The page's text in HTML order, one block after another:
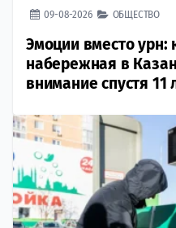
09-08-2026 ОБЩЕСТВО
Эмоции вместо урн:
набережная в
внимание спустя 11